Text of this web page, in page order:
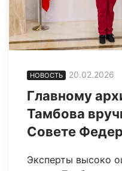
НОВОСТЬ 20.02.2026
Главному
Тамбова
Совете
Эксперты высоко